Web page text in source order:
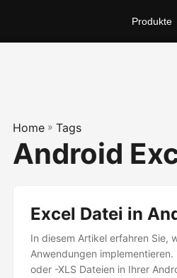
Produkte
Home » Tags
Android
Excel Datei in
In diesem Artikel erfahren Sie,
Anwendungen
oder -XLS Dateien in Ihrer